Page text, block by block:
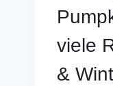
viele
&